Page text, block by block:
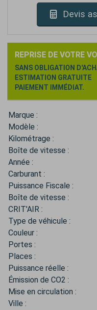
Devis
REPRISE DE VOTRE
SANS OBLIGATION
ESTIMATION GRATUITE
PAIEMENT IMMÉDIAT.
Marque :
Modèle :
Kilométrage :
Boîte de vitesse :
Année :
Carburant :
Puissance Fiscale :
Boîte de vitesse :
CRIT'AIR :
Type de véhicule :
Couleur :
Portes :
Places :
Puissance réelle :
Émission de CO2 :
Mise en circulation :
Ville :